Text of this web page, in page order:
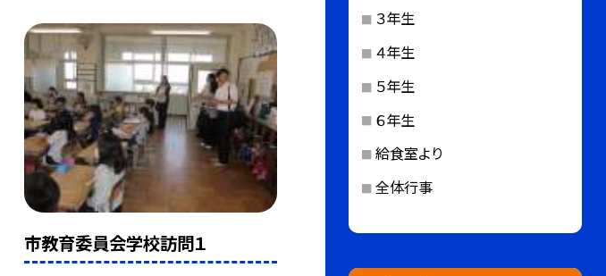
市教育委員会学校訪問１
３年生
４年生
５年生
６年生
給食室より
全体行事